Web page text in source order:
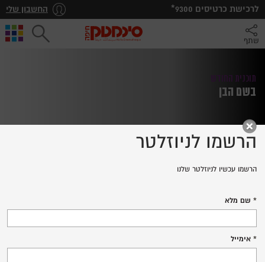
*לרכישת כרטיסים 9300 החשבון שלי
שתף
תוכנית החודש
בשם הבן
פרטים נוספים
הרשמו לניוזלטר
הרשמו עכשיו לניוזלטר שלנו
שם מלא
אימייל